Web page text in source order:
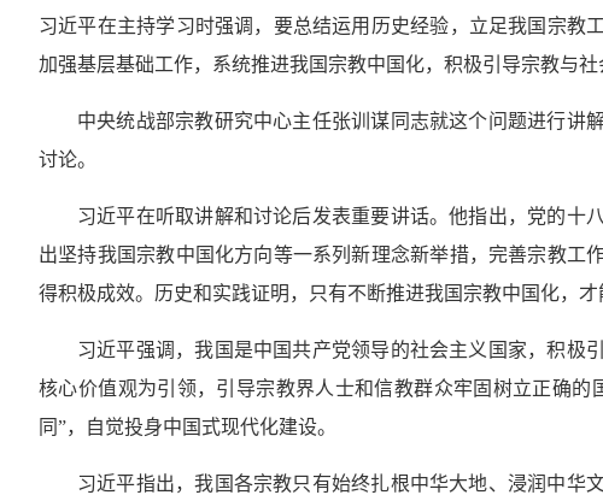
习近平在主持学习时强调，要总结运用历史经验，立足我国宗教
加强基层基础工作，系统推进我国宗教中国化，积极引导宗教与社
中央统战部宗教研究中心主任张训谋同志就这个问题进行讲
讨论。
习近平在听取讲解和讨论后发表重要讲话。他指出，党的十
出坚持我国宗教中国化方向等一系列新理念新举措，完善宗教工
得积极成效。历史和实践证明，只有不断推进我国宗教中国化，
习近平强调，我国是中国共产党领导的社会主义国家，积极
核心价值观为引领，引导宗教界人士和信教群众牢固树立正确
同”，自觉投身中国式现代化建设。
习近平指出，我国各宗教只有始终扎根中华大地、浸润中华